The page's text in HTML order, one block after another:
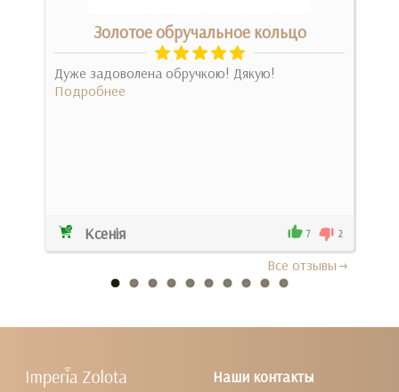
Золотое обручальное кольцо
Дуже задоволена обручкою! Дякую!
Подробнее
Ксенія 7 2
Все отзывы
Наши контакты